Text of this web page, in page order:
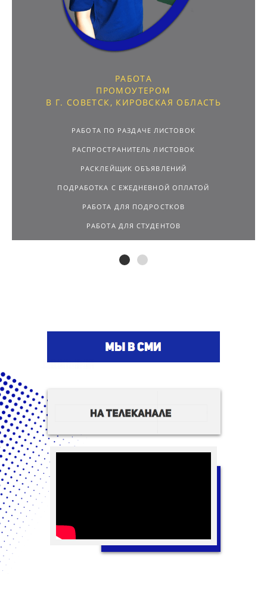
РАБОТА
ПРОМОУТЕРОМ
В Г. СОВЕТСК, КИРОВСКАЯ ОБЛАСТЬ
РАБОТА ПО РАЗДАЧЕ ЛИСТОВОК
РАСПРОСТРАНИТЕЛЬ ЛИСТОВОК
РАСКЛЕЙЩИК ОБЪЯВЛЕНИЙ
ПОДРАБОТКА С ЕЖЕДНЕВНОЙ ОПЛАТОЙ
РАБОТА ДЛЯ ПОДРОСТКОВ
РАБОТА ДЛЯ СТУДЕНТОВ